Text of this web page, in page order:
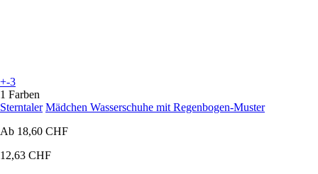
+-3
1 Farben
Sterntaler Mädchen Wasserschuhe mit Regenbogen-Muster
Ab 18,60 CHF
12,63 CHF